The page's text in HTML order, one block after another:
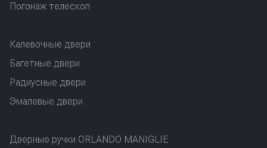
Погонаж телескоп
Калевочные двери
Багетные двери
Радиусные двери
Эмалевые двери
Дверные ручки ORLANDO MANIGLIE